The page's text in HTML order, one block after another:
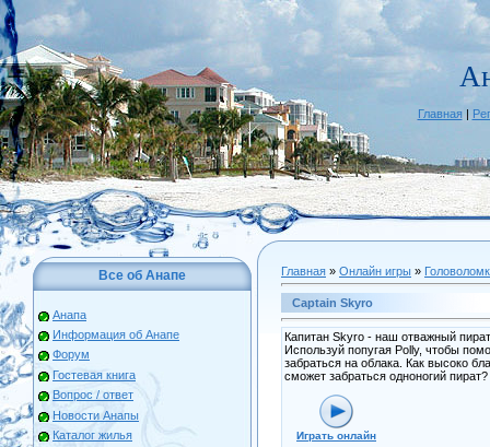
Главная|
Все об Анапе
Анапа
Информация об Анапе
Форум
Гостевая книга
Вопрос / ответ
Новости Анапы
Каталог жилья
Главная » Онлайн игры »
Captain Skyro
Капитан Skyro - наш отважный
Используй попугая Polly, чтобы
забраться на облака. Как высоко
сможет забраться одноногий пират?
Играть онлайн